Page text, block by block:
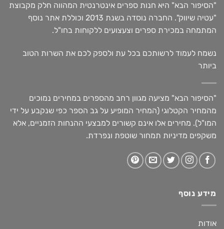
האפשרויות
בעמוד
המוצר
"הסיפור הבא" היא חנות ספרים אינטרנטית המהווה חלק מקבוצת
"עטיה שיווק". החברה נוסדה בשנת 2013 וכוללת אתר נוסף
המתמחה במכירת ספרים וצעצועים ללקוחות בחו"ל.
נשמח לעמוד לרשותכם בכל עת ולספק לכם את השרות הטוב
ביותר
"הסיפור הבא" מציעה מגוון רחב מהספרים במחירים נמוכים
מהמחיר הקטלוגי (המחיר המופיע על גב הספר כפי שנקבע על ידי
המו"ל). מחירים אלו אינם קשורים למבצעי ההנחות הזמניים, אלא
משקפים מדיניות תמחור שוטפת ונפרדת.
מידע נוסף
אודות